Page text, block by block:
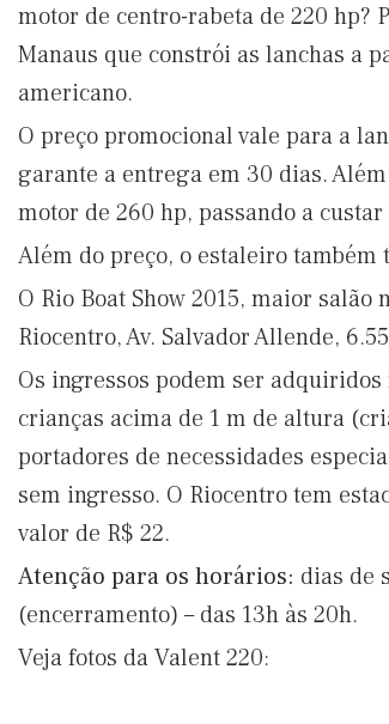
motor de centro-rabeta de 220 hp?
Manaus que constrói as lanchas a
americano.
O preço promocional vale para a
garante a entrega em 30 dias.
motor de 260 hp, passando a custar
Além do preço, o estaleiro também
O Rio Boat Show 2015, maior
Riocentro, Av. Salvador Allende,
Os ingressos podem ser
crianças acima de 1 m de altura
portadores de necessidades
sem ingresso. O Riocentro tem
valor de R$ 22.
Atenção para os horários: dias de
(encerramento) – das 13h às 20h.
Veja fotos da Valent 220: